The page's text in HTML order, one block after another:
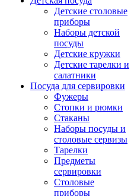
Детские столовые
приборы
Наборы детской
посуды
Детские кружки
Детские тарелки и
салатники
Посуда для сервировки
Фужеры
Стопки и рюмки
Стаканы
Наборы посуды и
столовые сервизы
Тарелки
Предметы
сервировки
Столовые
приборы